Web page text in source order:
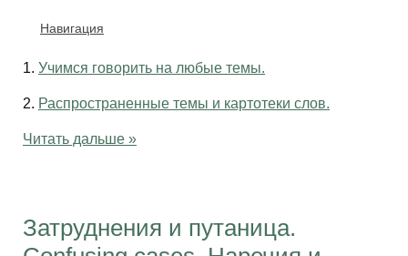
Навигация
1. Учимся говорить на любые темы.
2. Распространенные темы и картотеки слов.
Читать дальше »
Затруднения и путаница.